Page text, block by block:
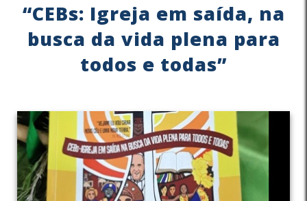
“CEBs: Igreja em saída, na
busca da vida plena para
todos e todas”